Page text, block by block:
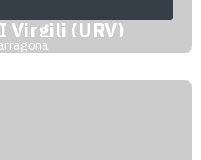
Virgili (URV)